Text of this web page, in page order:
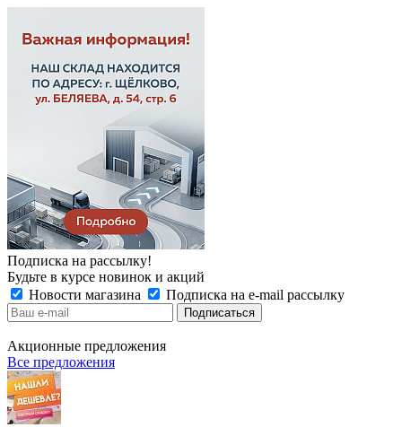
Подписка на рассылку!
Будьте в курсе новинок и акций
Новости магазина
Подписка на e-mail рассылку
Акционные предложения
Все предложения